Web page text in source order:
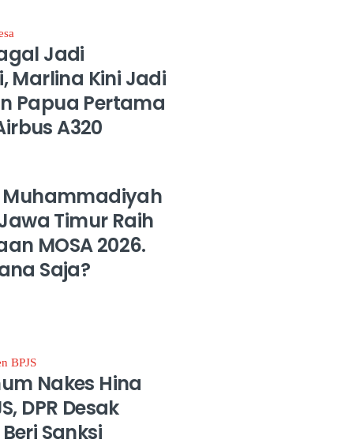
Jadi
Marlina Kini Jadi
Papua Pertama
A320
Muhammadiyah
Timur Raih
MOSA 2026.
Saja?
Nakes Hina
DPR Desak
Sanksi